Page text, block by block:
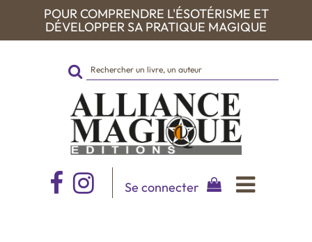
POUR COMPRENDRE L'ÉSOTÉRISME ET
DÉVELOPPER SA PRATIQUE MAGIQUE
Rechercher
sur
le
site
Se connecter